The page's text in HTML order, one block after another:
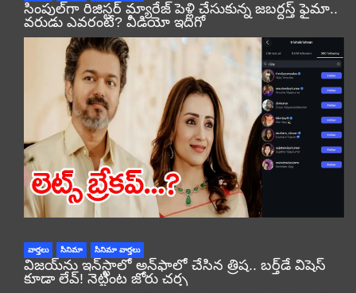
సింపుల్‌గా రిజిస్టర్‌ మ్యారేజ్ పెళ్లి చేసుకున్న జబర్దస్త్ ఫైమా..
వరుడు ఎవరంటే? వీడియో ఇదిగో
వార్తలు సినిమా సినిమా వార్తలు
విజయ్‌ను ఇన్‌స్టాలో అన్‌ఫాలో చేసిన త్రిష.. బర్త్‌డే విషెస్
కూడా లేవ్! నెట్టింట జోరు చర్చ